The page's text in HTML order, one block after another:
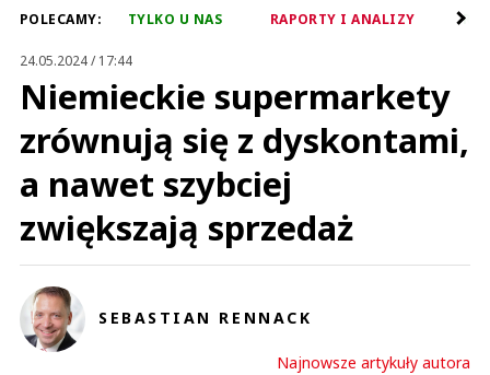
POLECAMY: TYLKO U NAS RAPORTY I ANALIZY
24.05.2024 / 17:44
Niemieckie supermarkety
zrównują się z dyskontami,
a nawet szybciej
zwiększają sprzedaż
SEBASTIAN RENNACK
Najnowsze artykuły autora